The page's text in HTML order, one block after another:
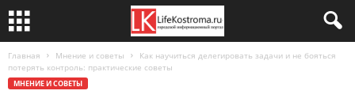
Главная Мнение и советы
Как научиться делегировать задачи и не бояться
потерять контроль: практические советы
МНЕНИЕ И СОВЕТЫ